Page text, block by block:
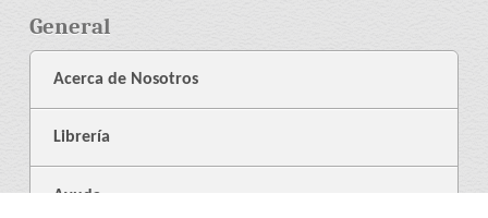
General
Acerca de Nosotros
Librería
Ayuda